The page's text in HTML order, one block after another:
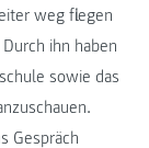
weg fliegen
ihn haben
sowie das
Gespräch